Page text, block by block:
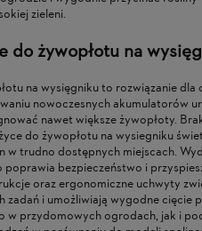
zieleni.
do żywopłotu na
na wysięgniku to rozwiązanie
nowoczesnych akumulatorów
nawet większe żywopłoty.
do żywopłotu na wysiegniku
w trudno dostępnych miejscach.
poprawia bezpieczeństwo i
oraz ergonomiczne uchwyty
zadań i umożliwiają wygodne
w przydomowych ogrodach, jak i